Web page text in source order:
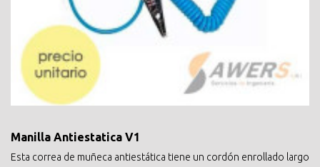
Manilla Antiestatica V1
Esta correa de muñeca antiestática tiene un cordón enrollado largo